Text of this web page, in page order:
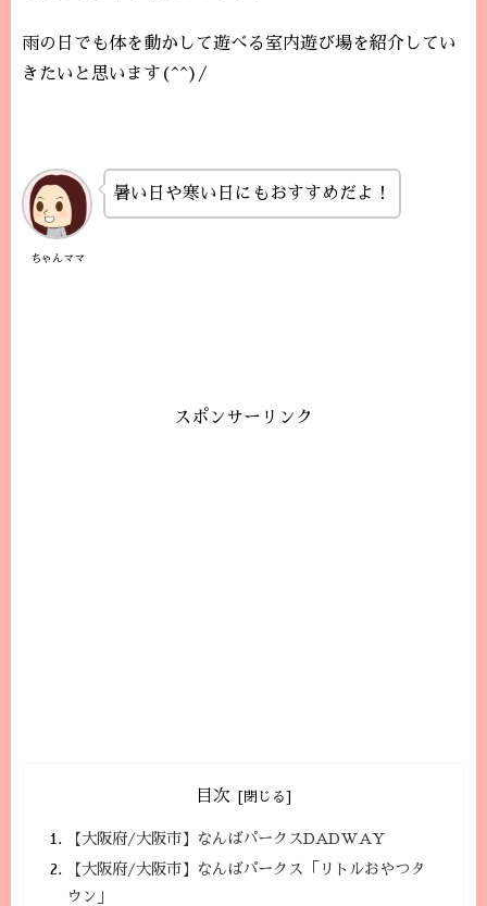
雨の日でも体を動かして遊べる室内遊び場を紹介してい
きたいと思います(^^)/
ちゃんママ
暑い日や寒い日にもおすすめだよ！
スポンサーリンク
目次
【大阪府/大阪市】なんばパークスDADWAY
【大阪府/大阪市】なんばパークス「リトルおやつタ
ウン」